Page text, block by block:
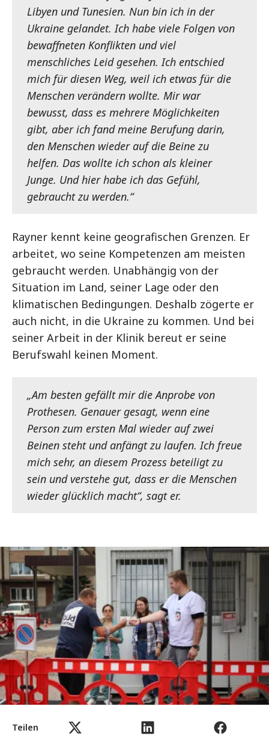
Teilen
Libyen und Tunesien. Nun bin ich in der
Ukraine gelandet. Ich habe viele Folgen von
bewaffneten Konflikten und viel
menschliches Leid gesehen. Ich entschied
mich für diesen Weg, weil ich etwas für die
Menschen verändern wollte. Mir war
bewusst, dass es mehrere Möglichkeiten
gibt, aber ich fand meine Berufung darin,
den Menschen wieder auf die Beine zu
helfen. Das wollte ich schon als kleiner
Junge. Und hier habe ich das Gefühl,
gebraucht zu werden.“
Rayner kennt keine geografischen Grenzen. Er
arbeitet, wo seine Kompetenzen am meisten
gebraucht werden. Unabhängig von der
Situation im Land, seiner Lage oder den
klimatischen Bedingungen. Deshalb zögerte er
auch nicht, in die Ukraine zu kommen. Und bei
seiner Arbeit in der Klinik bereut er seine
Berufswahl keinen Moment.
„Am besten gefällt mir die Anprobe von
Prothesen. Genauer gesagt, wenn eine
Person zum ersten Mal wieder auf zwei
Beinen steht und anfängt zu laufen. Ich freue
mich sehr, an diesem Prozess beteiligt zu
sein und verstehe gut, dass er die Menschen
wieder glücklich macht“, sagt er.